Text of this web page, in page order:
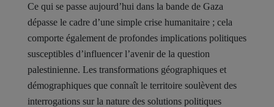
Ce qui se passe aujourd’hui dans la bande de Gaza
dépasse le cadre d’une simple crise humanitaire ; cela
comporte également de profondes implications politiques
susceptibles d’influencer l’avenir de la question
palestinienne. Les transformations géographiques et
démographiques que connaît le territoire soulèvent des
interrogations sur la nature des solutions politiques